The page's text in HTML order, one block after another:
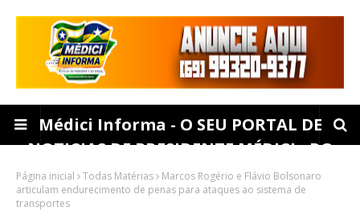
Médici Informa - O SEU PORTAL DE
NOTICIAS DE PRESIDENTE MÉDICI - RO
Página inicial Todas Matérias
Marcos Rogério e Flávio Bolsonaro
articulam endurecimento de penas para ataques ao sistema de
transportes